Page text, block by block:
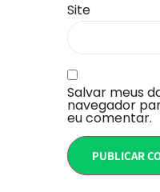
Site
Salvar meus
navegador
eu comentar.